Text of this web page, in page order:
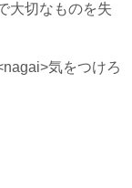
大切なものを失
気をつけろ